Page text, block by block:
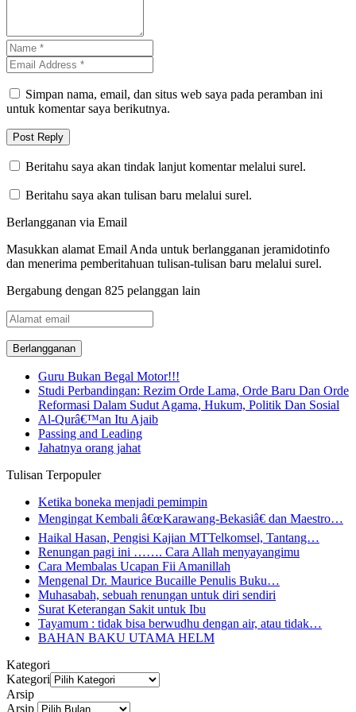
Simpan nama, email, dan situs web saya pada peramban ini
untuk komentar saya berikutnya.
Beritahu saya akan tindak lanjut komentar melalui surel.
Beritahu saya akan tulisan baru melalui surel.
Berlangganan via Email
Masukkan alamat Email Anda untuk berlangganan jeramidotinfo
dan menerima pemberitahuan tulisan-tulisan baru melalui surel.
Bergabung dengan 825 pelanggan lain
Alamat
email
Guru Bukan Begal Motor!!!
Studi Perbandingan: Rezim Orde Lama, Orde Baru Dan Orde
Reformasi Dalam Sudut Agama, Hukum, Politik Dan Sosial
Al-Qurâ€™an Itu Ajaib
Passing and Leading
Jahatnya orang jahat
Tulisan Terpopuler
Ketika boneka menjadi pemimpin
Mengingat Kembali â€œKarawang-Bekasiâ€ dan Maestro…
Haikal Hasan, Pengisi Kajian MTTelkomsel, Tantang…
Renungan pagi ini ……. Cara Allah menyayangimu
Cara Membalas Ucapan Fii Amanillah
Mengenal Dr. Maurice Bucaille Penulis Buku…
Muhasabah, sebuah renungan untuk diri sendiri
Surat Keterangan Sakit untuk Ibu
Tayamum : tidak bisa berwudhu dengan air, atau tidak…
BAHAN BAKU UTAMA HELM
Kategori
Kategori
Arsip
Arsip